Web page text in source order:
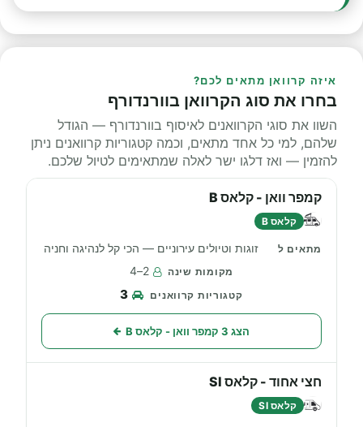
איזה קרוואן מתאים לכם?
בחרו את סוג הקרוואן בוורנדורף
השוו את סוגי הקרוואנים לאיסוף בוורנדורף — הגודל
שלהם, למי כל אחד מתאים, וכמה קטגוריות קרוואנים ניתן
להזמין — ואז דלגו ישר לאלה שמתאימים לטיול שלכם.
קמפר וואן - קלאס B
קלאס B
זוגות וטיולים עירוניים — הכי קל לנהיגה וחניה
2–4
3
הצג 3 קמפר וואן - קלאס B
חצי אחוד - קלאס SI
קלאס SI